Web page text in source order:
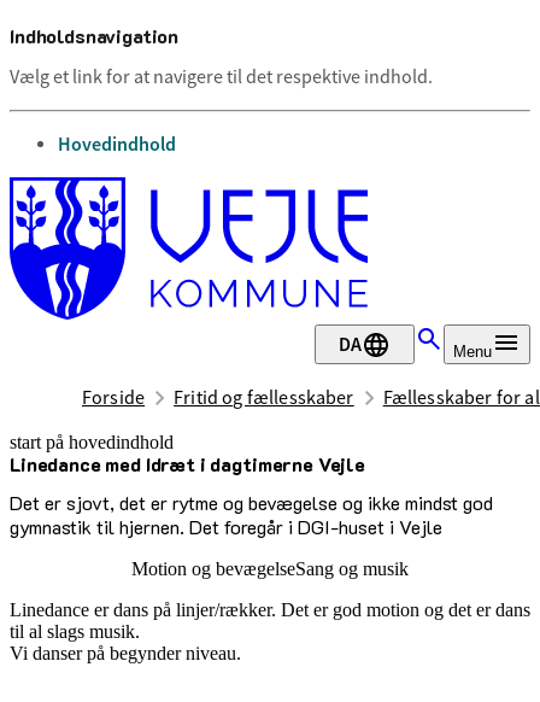
Indholdsnavigation
Vælg et link for at navigere til det respektive indhold.
gå til
Hovedindhold
DA Menu
Forside Fritid og fællesskaber Fællesskaber for
start på hovedindhold
Linedance med Idræt i dagtimerne Vejle
Det er sjovt, det er rytme og bevægelse og ikke mindst god
gymnastik til hjernen. Det foregår i DGI-huset i Vejle
senest opdateret 12. maj 2026
Motion og bevægelseSang og musik
Linedance er dans på linjer/rækker. Det er god motion og det er dans
til al slags musik.
Vi danser på begynder niveau.